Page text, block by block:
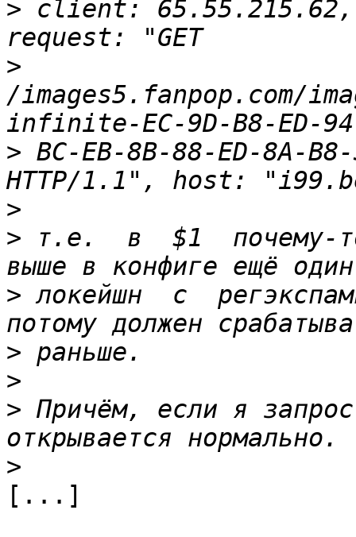
> client:
>
/images5.fanpop.com/
> BC-EB-8B-88-ED-8A-
>
> т.е.  в  $1  почему-
> локейшн  с
>
>
> Причём, если я
>
[...]